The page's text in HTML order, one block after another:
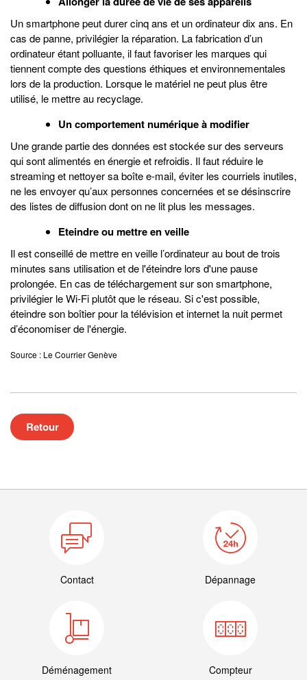
Un smartphone peut durer cinq ans et un ordinateur dix ans. En
cas de panne, privilégier la réparation. La fabrication d’un
ordinateur étant polluante, il faut favoriser les marques qui
tiennent compte des questions éthiques et environnementales
lors de la production. Lorsque le matériel ne peut plus être
utilisé, le mettre au recyclage.
Un comportement numérique à modifier
Une grande partie des données est stockée sur des serveurs
qui sont alimentés en énergie et refroidis. Il faut réduire le
streaming et nettoyer sa boîte e-mail, éviter les courriels inutiles,
ne les envoyer qu’aux personnes concernées et se désinscrire
des listes de diffusion dont on ne lit plus les messages.
Eteindre ou mettre en veille
Il est conseillé de mettre en veille l’ordinateur au bout de trois
minutes sans utilisation et de l'éteindre lors d'une pause
prolongée. En cas de téléchargement sur son smartphone,
privilégier le Wi-Fi plutôt que le réseau. Si c'est possible,
éteindre son boîtier pour la télévision et internet la nuit permet
d’économiser de l'énergie.
Source : Le Courrier Genève
Retour
Contact Dépannage
Déménagement Compteur